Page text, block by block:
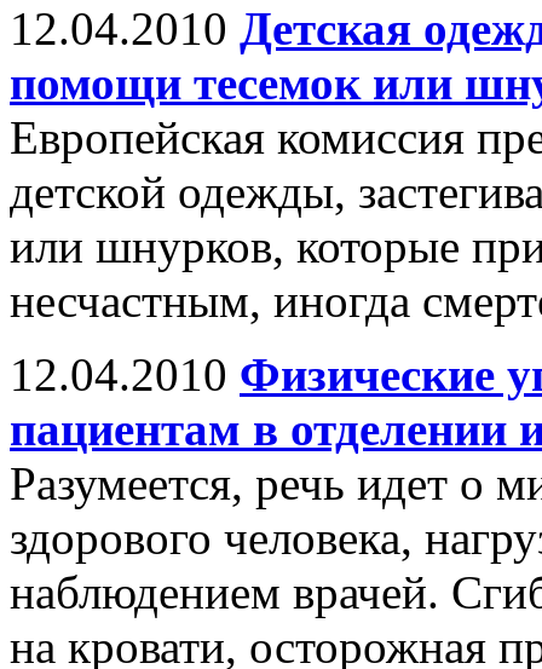
12.04.2010 Детская
помощи тесемок или
Европейская комиссия
детской одежды,
или шнурков, которые
несчастным, иногда
12.04.2010 Физические
пациентам в отделении
Разумеется, речь идет о
здорового человека,
наблюдением врачей.
на кровати, осторожная